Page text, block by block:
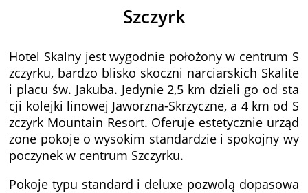
Szczyrk
Hotel Skalny jest wygodnie położony w centrum S
zczyrku, bardzo blisko skoczni narciarskich Skalite
i placu św. Jakuba. Jedynie 2,5 km dzieli go od sta
cji kolejki linowej Jaworzna-Skrzyczne, a 4 km od S
zczyrk Mountain Resort. Oferuje estetycznie urząd
zone pokoje o wysokim standardzie i spokojny wy
poczynek w centrum Szczyrku.
Pokoje typu standard i deluxe pozwolą dopasowa